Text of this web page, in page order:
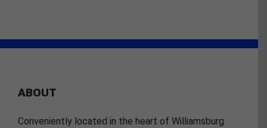
ABOUT
Conveniently located in the heart of Williamsburg